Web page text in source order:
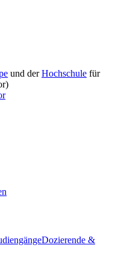
und derHochschule für
Dozierende &